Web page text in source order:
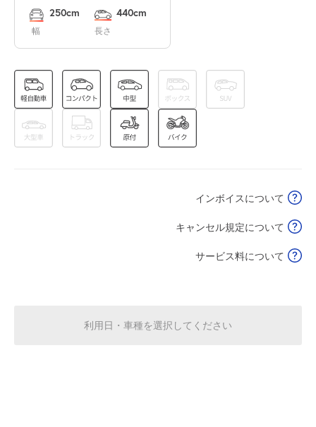
8月15日 (土) ¥1,000
8月16日 (日)
0:00～24:00
¥1,000
0:00～24:00
¥1,000
空き1
幅
250cm
長さ
440cm
インボイスについて
キャンセル規定について
サービス料について
利用日・車種を選択してください